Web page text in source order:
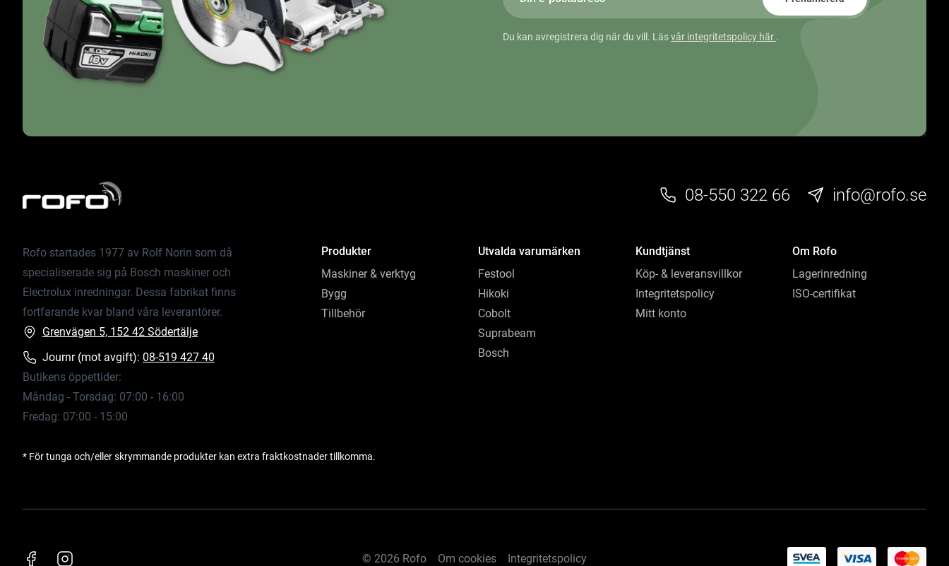
Du kan avregistrera dig när du vill. Läsvår integritetspolicy här .
08-550 322 66 info@rofo.se
Rofo startades 1977 av Rolf Norin som då
specialiserade sig på Bosch maskiner och
Electrolux inredningar. Dessa fabrikat finns
fortfarande kvar bland våra leverantörer.
Grenvägen 5, 152 42 Södertälje
Journr (mot avgift): 08-519 427 40
Butikens öppettider:
Måndag - Torsdag: 07:00 - 16:00
Fredag: 07:00 - 15:00
Produkter
Maskiner & verktyg
Bygg
Tillbehör
Utvalda varumärken
Festool
Hikoki
Cobolt
Suprabeam
Bosch
Kundtjänst
Köp- & leveransvillkor
Integritetspolicy
Mitt konto
Om Rofo
Lagerinredning
ISO-certifikat
* För tunga och/eller skrymmande produkter kan extra fraktkostnader tillkomma.
© 2026 Rofo Om cookies Integritetspolicy